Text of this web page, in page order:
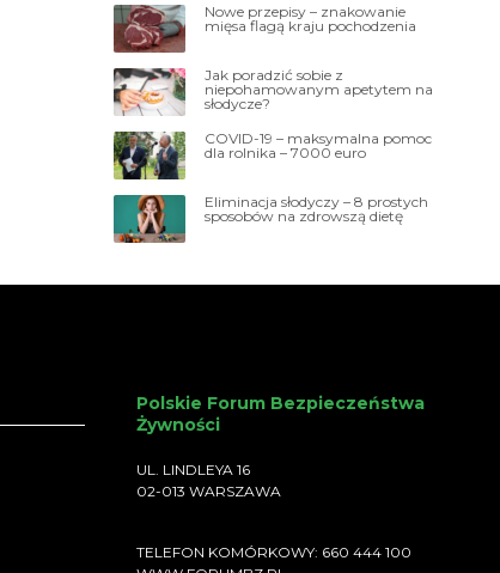
Nowe przepisy – znakowanie
mięsa flagą kraju pochodzenia
Jak poradzić sobie z
niepohamowanym apetytem na
słodycze?
COVID-19 – maksymalna pomoc
dla rolnika – 7000 euro
Eliminacja słodyczy – 8 prostych
sposobów na zdrowszą dietę
Polskie Forum Bezpieczeństwa
Żywności
UL. LINDLEYA 16
02-013 WARSZAWA
TELEFON KOMÓRKOWY: 660 444 100